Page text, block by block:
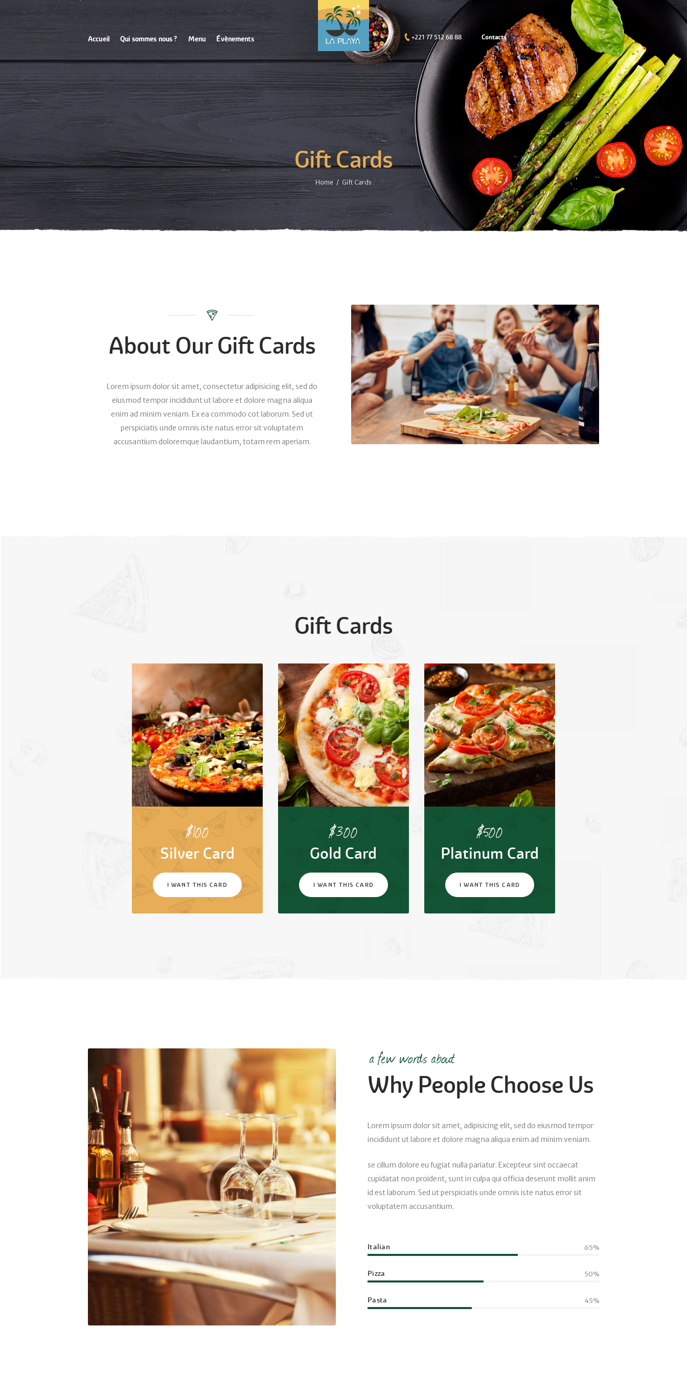
Accueil Qui sommes nous ? Menu Évènements +221 77 512 68 88 Contacts
Gift Cards
Home Gift Cards
About Our Gift Cards
Lorem ipsum dolor sit amet, consectetur adipisicing elit, sed do
eiusmod tempor incididunt ut labore et dolore magna aliqua
enim ad minim veniam. Ex ea commodo cot laborum. Sed ut
perspiciatis unde omnis iste natus error sit voluptatem
accusantium doloremque laudantium, totam rem aperiam.
Gift Cards
$100
Silver Card
I WANT THIS CARD
$300
Gold Card
I WANT THIS CARD
$500
Platinum Card
I WANT THIS CARD
a few words about
Why People Choose Us
Lorem ipsum dolor sit amet, adipisicing elit, sed do eiusmod tempor
incididunt ut labore et dolore magna aliqua enim ad minim veniam.
se cillum dolore eu fugiat nulla pariatur. Excepteur sint occaecat
cupidatat non proident, sunt in culpa qui officia deserunt mollit anim
id est laborum. Sed ut perspiciatis unde omnis iste natus error sit
voluptatem accusantium.
Italian 65%
Pizza 50%
Pasta 45%